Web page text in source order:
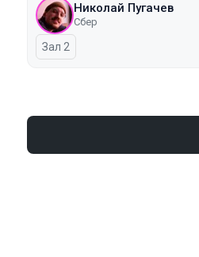
Николай Пугачев
Сбер
Зал 2